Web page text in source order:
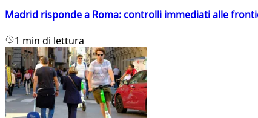
Madrid risponde a Roma: controlli immediati alle
1 min di lettura